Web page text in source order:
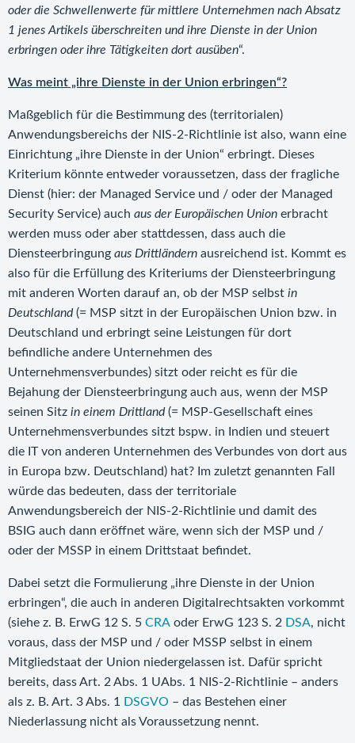
oder die Schwellenwerte für mittlere Unternehmen nach Absatz
1 jenes Artikels überschreiten und ihre Dienste in der Union
erbringen oder ihre Tätigkeiten dort ausüben“.
Was meint „ihre Dienste in der Union erbringen“?
Maßgeblich für die Bestimmung des (territorialen)
Anwendungsbereichs der NIS-2-Richtlinie ist also, wann eine
Einrichtung „ihre Dienste in der Union“ erbringt. Dieses
Kriterium könnte entweder voraussetzen, dass der fragliche
Dienst (hier: der Managed Service und / oder der Managed
Security Service) auch aus der Europäischen Union erbracht
werden muss oder aber stattdessen, dass auch die
Diensteerbringung aus Drittländern ausreichend ist. Kommt es
also für die Erfüllung des Kriteriums der Diensteerbringung
mit anderen Worten darauf an, ob der MSP selbst in
Deutschland(= MSP sitzt in der Europäischen Union bzw. in
Deutschland und erbringt seine Leistungen für dort
befindliche andere Unternehmen des
Unternehmensverbundes) sitzt oder reicht es für die
Bejahung der Diensteerbringung auch aus, wenn der MSP
seinen Sitz in einem Drittland(= MSP-Gesellschaft eines
Unternehmensverbundes sitzt bspw. in Indien und steuert
die IT von anderen Unternehmen des Verbundes von dort aus
in Europa bzw. Deutschland) hat? Im zuletzt genannten Fall
würde das bedeuten, dass der territoriale
Anwendungsbereich der NIS-2-Richtlinie und damit des
BSIG auch dann eröffnet wäre, wenn sich der MSP und /
oder der MSSP in einem Drittstaat befindet.
Dabei setzt die Formulierung „ihre Dienste in der Union
erbringen“, die auch in anderen Digitalrechtsakten vorkommt
(siehe z. B. ErwG 12 S. 5 CRA oder ErwG 123 S. 2 DSA, nicht
voraus, dass der MSP und / oder MSSP selbst in einem
Mitgliedstaat der Union niedergelassen ist. Dafür spricht
bereits, dass Art. 2 Abs. 1 UAbs. 1 NIS-2-Richtlinie – anders
als z. B. Art. 3 Abs. 1
DSGVO – das Bestehen einer
Niederlassung nicht als Voraussetzung nennt.